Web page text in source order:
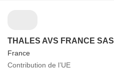
THALES AVS FRANCE SAS
France
Contribution de l’UE